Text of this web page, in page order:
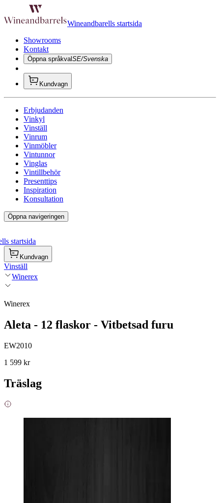
Wineandbarells startsida
Showrooms
Kontakt
Öppna språkvalSE/Svenska
Kundvagn
Erbjudanden
Vinkyl
Vinställ
Vinrum
Vinmöbler
Vintunnor
Vinglas
Vintillbehör
Presenttips
Inspiration
Konsultation
Öppna navigeringen
startsida
Kundvagn
Vinställ
Winerex
Winerex
Aleta - 12 flaskor - Vitbetsad furu
EW2010
1 599 kr
Träslag